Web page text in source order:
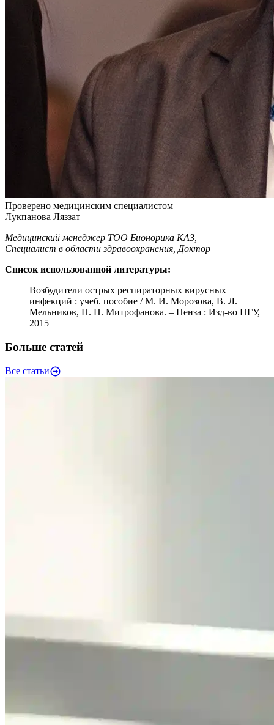
Проверено медицинским специалистом
Лукпанова Ляззат
Медицинский менеджер ТОО Бионорика КАЗ,
Специалист в области здравоохранения, Доктор
Список использованной литературы:
Возбудители острых респираторных вирусных
инфекций : учеб. пособие / М. И. Морозова, В. Л.
Мельников, Н. Н. Митрофанова. – Пенза : Изд-во ПГУ,
2015
Больше статей
Все статьи